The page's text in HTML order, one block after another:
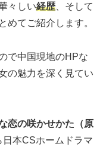
々しい経歴 、そして
めてご紹介します。
で中国現地のHPな
の魅力を深く見てい
恋の咲かせかた（原
日本CSホームドラマ